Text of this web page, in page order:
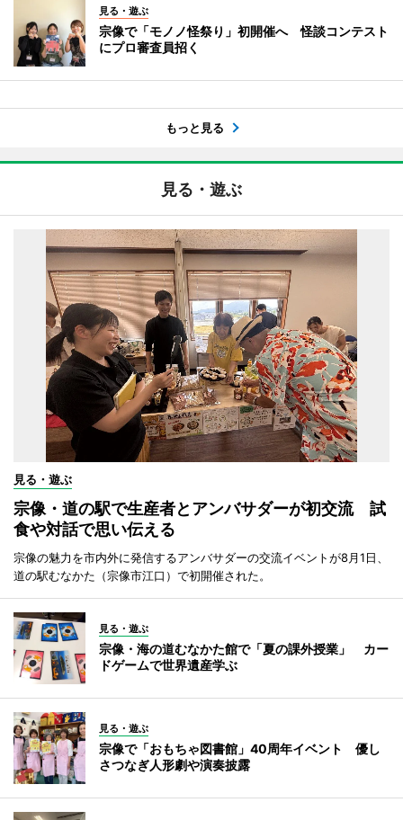
見る・遊ぶ
宗像で「モノノ怪祭り」初開催へ 怪談コンテスト
にプロ審査員招く
もっと見る
見る・遊ぶ
見る・遊ぶ
宗像・道の駅で生産者とアンバサダーが初交流 試
食や対話で思い伝える
宗像の魅力を市内外に発信するアンバサダーの交流イベントが8月1日、
道の駅むなかた（宗像市江口）で初開催された。
見る・遊ぶ
宗像・海の道むなかた館で「夏の課外授業」 カー
ドゲームで世界遺産学ぶ
見る・遊ぶ
宗像で「おもちゃ図書館」40周年イベント 優し
さつなぎ人形劇や演奏披露